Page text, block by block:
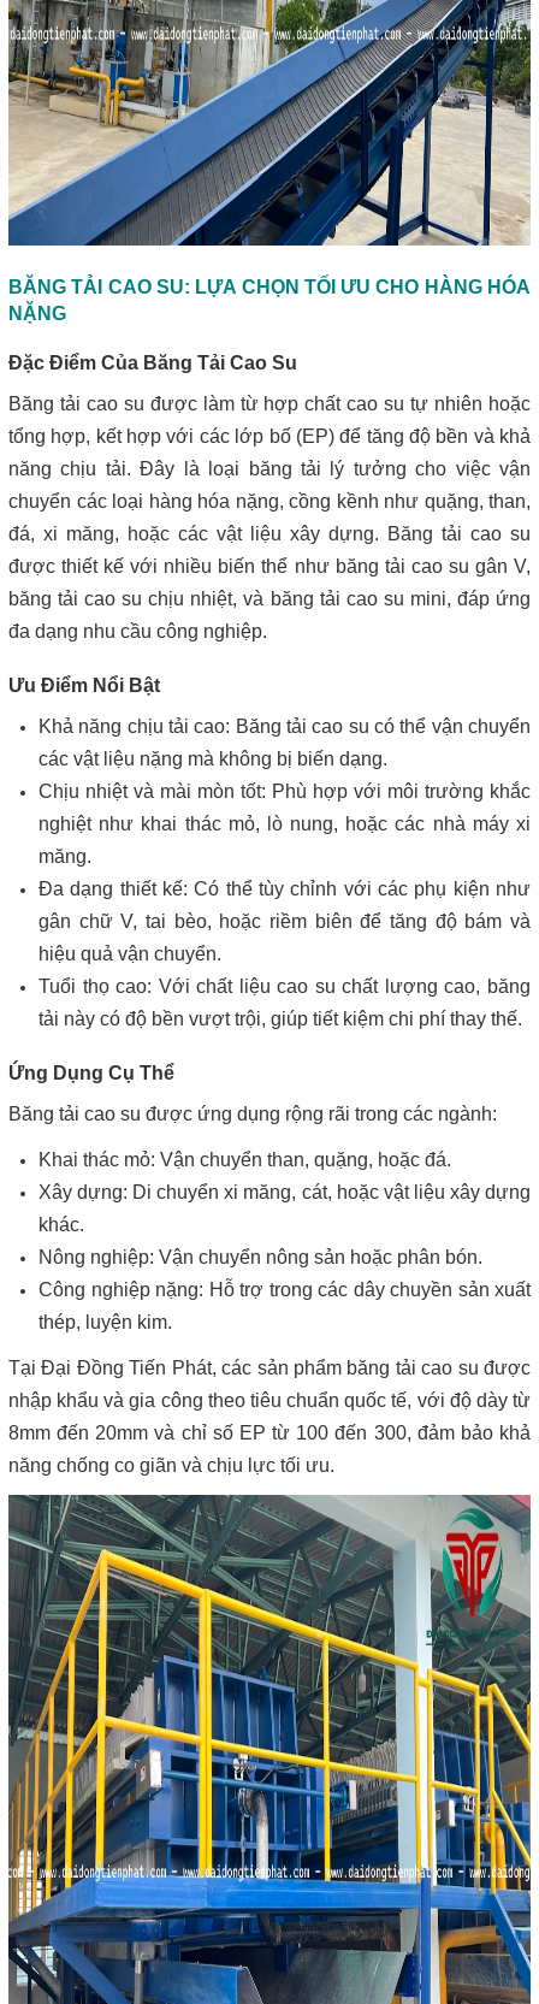
BĂNG TẢI CAO SU: LỰA CHỌN TỐI ƯU CHO HÀNG HÓA
NẶNG
Đặc Điểm Của Băng Tải Cao Su
Băng tải cao su được làm từ hợp chất cao su tự nhiên hoặc
tổng hợp, kết hợp với các lớp bố (EP) để tăng độ bền và khả
năng chịu tải. Đây là loại băng tải lý tưởng cho việc vận
chuyển các loại hàng hóa nặng, cồng kềnh như quặng, than,
đá, xi măng, hoặc các vật liệu xây dựng. Băng tải cao su
được thiết kế với nhiều biến thể như băng tải cao su gân V,
băng tải cao su chịu nhiệt, và băng tải cao su mini, đáp ứng
đa dạng nhu cầu công nghiệp.
Ưu Điểm Nổi Bật
Khả năng chịu tải cao: Băng tải cao su có thể vận chuyển
các vật liệu nặng mà không bị biến dạng.
Chịu nhiệt và mài mòn tốt: Phù hợp với môi trường khắc
nghiệt như khai thác mỏ, lò nung, hoặc các nhà máy xi
măng.
Đa dạng thiết kế: Có thể tùy chỉnh với các phụ kiện như
gân chữ V, tai bèo, hoặc riềm biên để tăng độ bám và
hiệu quả vận chuyển.
Tuổi thọ cao: Với chất liệu cao su chất lượng cao, băng
tải này có độ bền vượt trội, giúp tiết kiệm chi phí thay thế.
Ứng Dụng Cụ Thể
Băng tải cao su được ứng dụng rộng rãi trong các ngành:
Khai thác mỏ: Vận chuyển than, quặng, hoặc đá.
Xây dựng: Di chuyển xi măng, cát, hoặc vật liệu xây dựng
khác.
Nông nghiệp: Vận chuyển nông sản hoặc phân bón.
Công nghiệp nặng: Hỗ trợ trong các dây chuyền sản xuất
thép, luyện kim.
Tại Đại Đồng Tiến Phát, các sản phẩm băng tải cao su được
nhập khẩu và gia công theo tiêu chuẩn quốc tế, với độ dày từ
8mm đến 20mm và chỉ số EP từ 100 đến 300, đảm bảo khả
năng chống co giãn và chịu lực tối ưu.